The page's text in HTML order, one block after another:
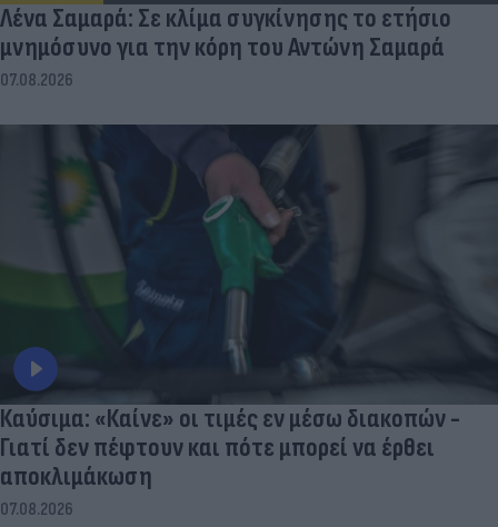
Λένα Σαμαρά: Σε κλίμα συγκίνησης το ετήσιο
μνημόσυνο για την κόρη του Αντώνη Σαμαρά
07.08.2026
Καύσιμα: «Καίνε» οι τιμές εν μέσω διακοπών -
Γιατί δεν πέφτουν και πότε μπορεί να έρθει
αποκλιμάκωση
07.08.2026